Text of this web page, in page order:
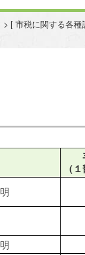
[ 市税に関する各種
（